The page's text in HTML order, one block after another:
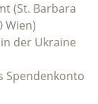
(St. Barbara
Wien)
der Ukraine
Spendenkonto